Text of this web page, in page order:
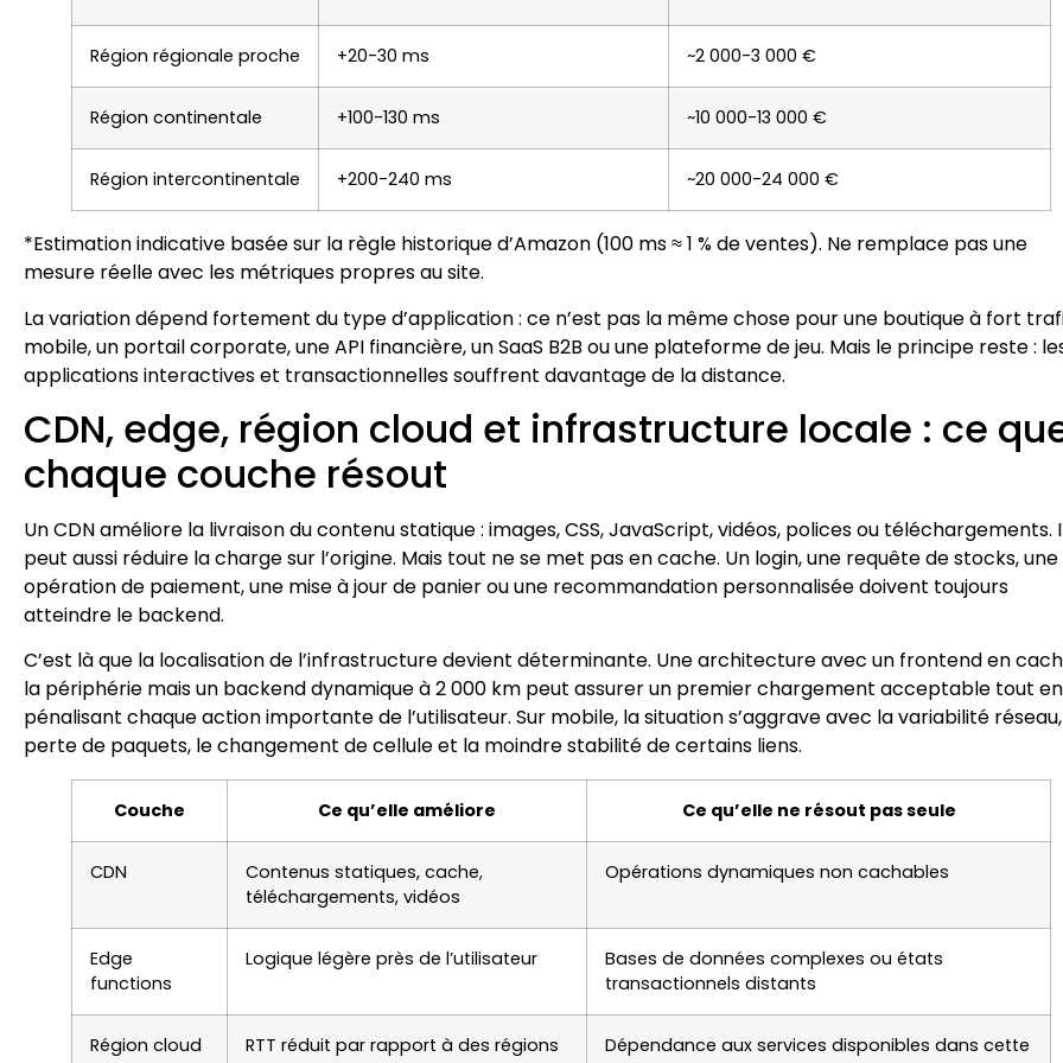
Région régionale proche +20-30 ms ~2 000-3 000 €
Région continentale +100-130 ms ~10 000-13 000 €
Région intercontinentale +200-240 ms ~20 000-24 000 €
*Estimation indicative basée sur la règle historique d’Amazon (100 ms ≈ 1 % de ventes). Ne remplace pas une
mesure réelle avec les métriques propres au site.
La variation dépend fortement du type d’application : ce n’est pas la même chose pour une boutique à fort
mobile, un portail corporate, une API financière, un SaaS B2B ou une plateforme de jeu. Mais le principe reste :
applications interactives et transactionnelles souffrent davantage de la distance.
CDN, edge, région cloud et infrastructure locale : ce
chaque couche résout
Un CDN améliore la livraison du contenu statique : images, CSS, JavaScript, vidéos, polices ou téléchargements.
peut aussi réduire la charge sur l’origine. Mais tout ne se met pas en cache. Un login, une requête de stocks, une
opération de paiement, une mise à jour de panier ou une recommandation personnalisée doivent toujours
atteindre le backend.
C’est là que la localisation de l’infrastructure devient déterminante. Une architecture avec un frontend en
la périphérie mais un backend dynamique à 2 000 km peut assurer un premier chargement acceptable tout en
pénalisant chaque action importante de l’utilisateur. Sur mobile, la situation s’aggrave avec la variabilité
perte de paquets, le changement de cellule et la moindre stabilité de certains liens.
Couche Ce qu’elle améliore Ce qu’elle ne résout pas seule
CDN
Contenus statiques, cache,
téléchargements, vidéos
Opérations dynamiques non cachables
Edge
functions
Logique légère près de l’utilisateur
Bases de données complexes ou états
transactionnels distants
Région cloud
RTT réduit par rapport à des régions
Dépendance aux services disponibles dans cette